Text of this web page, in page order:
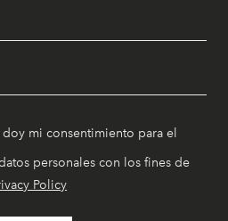
doy mi consentimiento para el
personales con los fines de
Policy